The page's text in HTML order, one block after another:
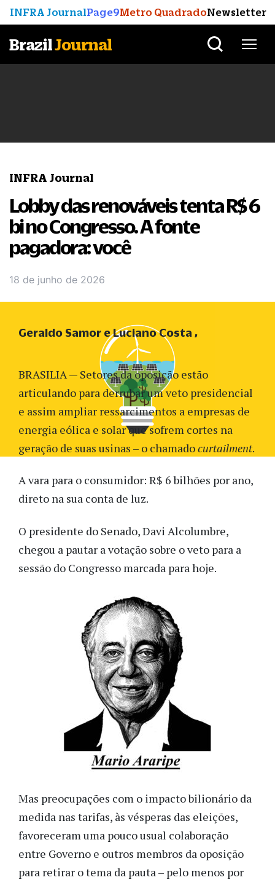
INFRA JournalPage9Metro QuadradoNewsletter
BrazilJournal
INFRA Journal
Lobby das renováveis tenta R$ 6
bi no Congresso. A fonte
pagadora: você
18 de junho de 2026
BRASILIA — Setores da oposição estão
articulando para derrubar um veto presidencial
e assim ampliar ressarcimentos a empresas de
energia eólica e solar que sofrem cortes na
geração de suas usinas – o chamadocurtailment.
A vara para o consumidor: R$ 6 bilhões por ano,
direto na sua conta de luz.
O presidente do Senado, Davi Alcolumbre,
chegou a pautar a votação sobre o veto para a
sessão do Congresso marcada para hoje.
Mas preocupações com o impacto bilionário da
medida nas tarifas, às vésperas das eleições,
favoreceram uma pouco usual colaboração
entre Governo e outros membros da oposição
para retirar o tema da pauta – pelo menos por
Geraldo Samor e Luciano Costa